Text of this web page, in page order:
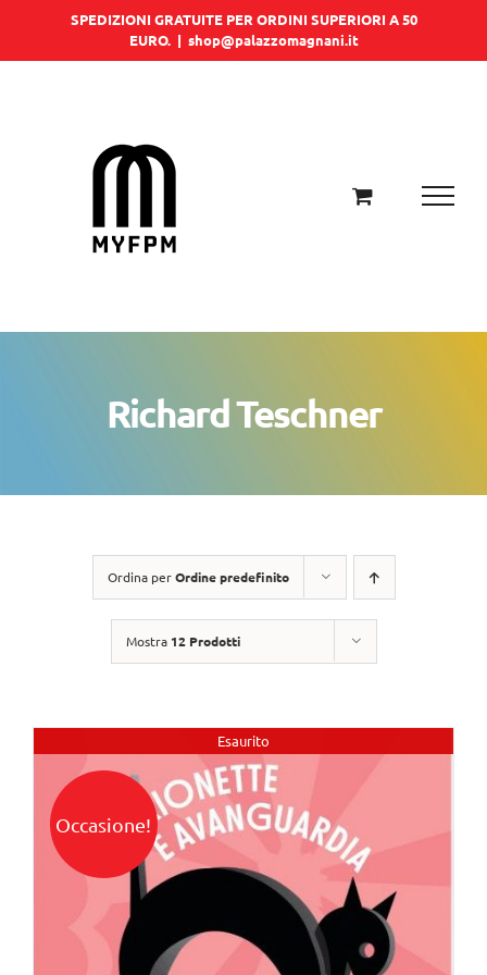
SPEDIZIONI GRATUITE PER ORDINI SUPERIORI A 50
EURO. | shop@palazzomagnani.it
Richard Teschner
Ordina perOrdine predefinito
Mostra 12 Prodotti
Esaurito
Occasione!